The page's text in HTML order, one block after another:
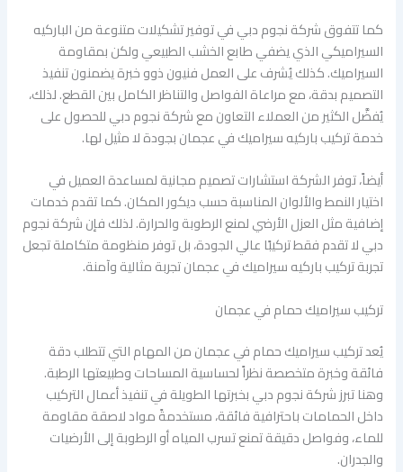
كما تتفوق شركة نجوم دبي في توفير تشكيلات متنوعة من الباركيه
السيراميكي الذي يضفي طابع الخشب الطبيعي ولكن بمقاومة
السيراميك. كذلك يُشرف على العمل فنيون ذوو خبرة يضمنون تنفيذ
التصميم بدقة، مع مراعاة الفواصل والتناظر الكامل بين القطع. لذلك،
يُفضَّل الكثير من العملاء التعاون مع شركة نجوم دبي للحصول على
خدمة تركيب باركيه سيراميك في عجمان بجودة لا مثيل لها.
أيضاً، توفر الشركة استشارات تصميم مجانية لمساعدة العميل في
اختيار النمط والألوان المناسبة حسب ديكور المكان. كما تقدم خدمات
إضافية مثل العزل الأرضي لمنع الرطوبة والحرارة. لذلك فإن شركة نجوم
دبي لا تقدم فقط تركيبًا عالي الجودة، بل توفر منظومة متكاملة تجعل
تجربة تركيب باركيه سيراميك في عجمان تجربة مثالية وآمنة.
تركيب سيراميك حمام في عجمان
يُعد تركيب سيراميك حمام في عجمان من المهام التي تتطلب دقة
فائقة وخبرة متخصصة نظراً لحساسية المساحات وطبيعتها الرطبة.
وهنا تبرز شركة نجوم دبي بخبرتها الطويلة في تنفيذ أعمال التركيب
داخل الحمامات باحترافية فائقة، مستخدمةً مواد لاصقة مقاومة
للماء، وفواصل دقيقة تمنع تسرب المياه أو الرطوبة إلى الأرضيات
والجدران.